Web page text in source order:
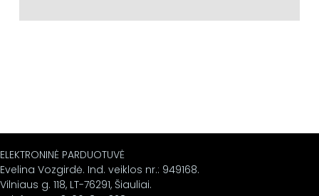
ELEKTRONINĖ PARDUOTUVĖ
Evelina Vozgirdė. Ind. veiklos nr.: 949168.
Vilniaus g. 118, LT-76291, Šiauliai.